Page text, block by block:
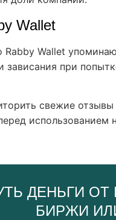
Wallet
Wallet
зависания при
свежие
использованием
ДЕНЬГИ
БИРЖИ